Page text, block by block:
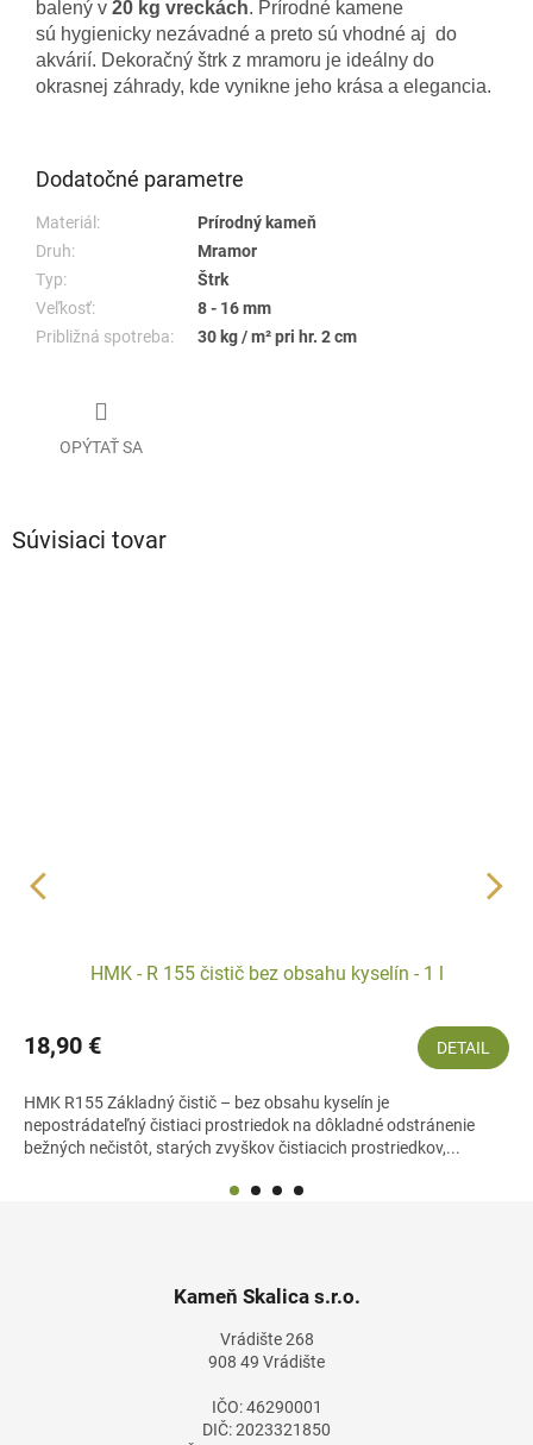
balený v 20 kg vreckách. Prírodné kamene
sú hygienicky nezávadné a preto sú vhodné aj do
akvárií. Dekoračný štrk z mramoru je ideálny do
okrasnej záhrady, kde vynikne jeho krása a elegancia.
Dodatočné parametre
Materiál:
Prírodný kameň
Druh:
Mramor
Typ:
Štrk
Veľkosť:
8 - 16 mm
Približná spotreba:
30 kg / m² pri hr. 2 cm
OPÝTAŤ SA
Súvisiaci tovar
HMK - R 155 čistič bez obsahu kyselín - 1 l
18,90 € DETAIL
HMK R155 Základný čistič – bez obsahu kyselín je
nepostrádateľný čistiaci prostriedok na dôkladné odstránenie
bežných nečistôt, starých zvyškov čistiacich prostriedkov,...
Kameň Skalica s.r.o.
Vrádište 268
908 49 Vrádište
IČO: 46290001
DIČ: 2023321850